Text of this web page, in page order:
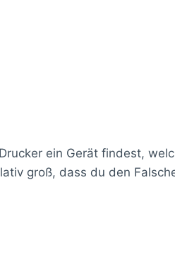
ein Gerät findest,
groß, dass du den